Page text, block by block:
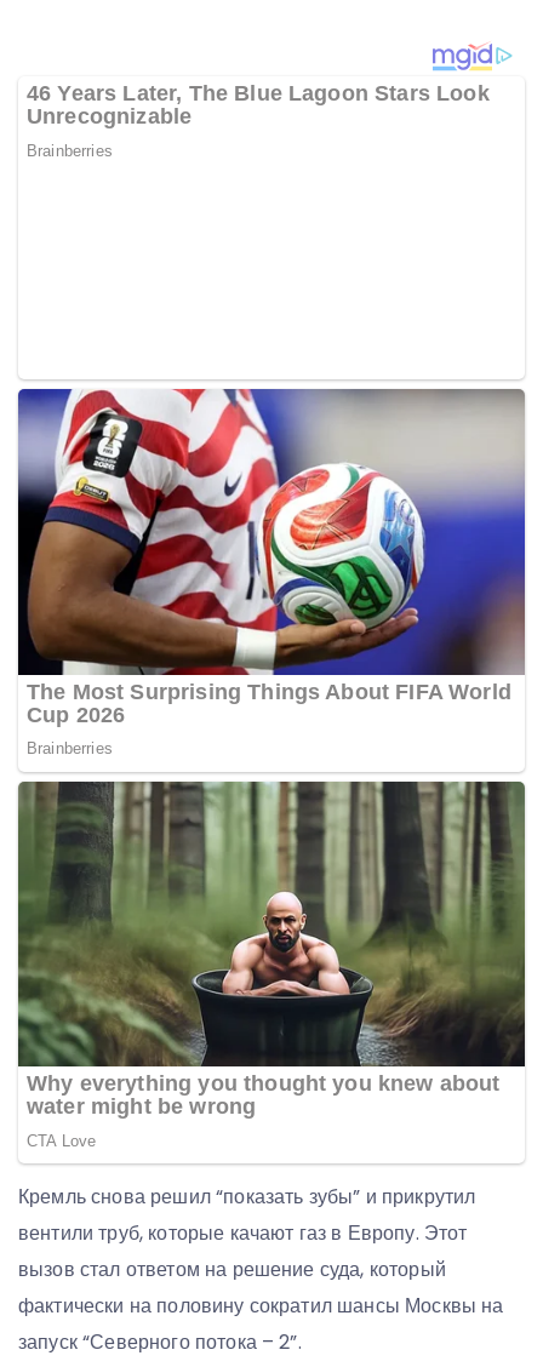
Кремль снова решил “показать зубы” и прикрутил
вентили труб, которые качают газ в Европу. Этот
вызов стал ответом на решение суда, который
фактически на половину сократил шансы Москвы на
запуск “Северного потока – 2”.